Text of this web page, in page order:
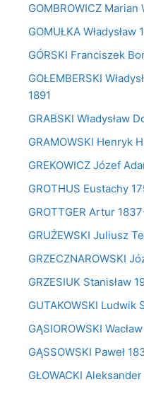
GOMBROWICZ
GOMUŁKA Władysław
GÓRSKI Franciszek
GOŁEMBERSKI
1891
GRABSKI Władysław
GRAMOWSKI Henryk
GREKOWICZ Józef
GROTHUS Eustachy
GROTTGER Artur
GRUŻEWSKI Juliusz
GRZECZNAROWSKI
GRZESIUK Stanisław
GUTAKOWSKI Ludwik
GĄSIOROWSKI
GĄSSOWSKI Paweł
GŁOWACKI